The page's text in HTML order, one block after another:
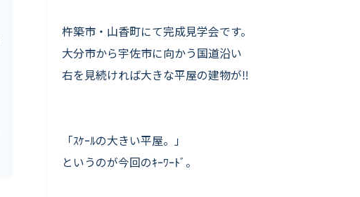
杵築市・山香町にて完成見学会です。
大分市から宇佐市に向かう国道沿い
右を見続ければ大きな平屋の建物が‼
「ｽｹｰﾙの大きい平屋。」
というのが今回のｷｰﾜｰﾄﾞ。